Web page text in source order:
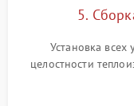
5.
Установка всех
целостности
исключить
Надежная